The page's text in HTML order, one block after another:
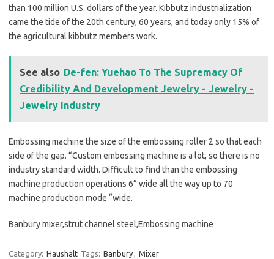
than 100 million U.S. dollars of the year. Kibbutz industrialization
came the tide of the 20th century, 60 years, and today only 15% of
the agricultural kibbutz members work.
See also De-fen: Yuehao To The Supremacy Of
Credibility And Development Jewelry - Jewelry -
Jewelry Industry
Embossing machine the size of the embossing roller 2 so that each
side of the gap. “Custom embossing machine is a lot, so there is no
industry standard width. Difficult to find than the embossing
machine production operations 6” wide all the way up to 70
machine production mode “wide.
Banbury mixer,strut channel steel,Embossing machine
Category: Haushalt Tags: Banbury, Mixer